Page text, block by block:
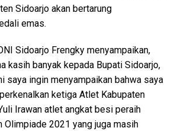
Sidoarjo akan bertarung
emas.
Sidoarjo Frengky menyampaikan,
kasih banyak kepada Bupati Sidoarjo,
saya ingin menyampaikan bahwa saya
ketiga Atlet Kabupaten
Irawan atlet angkat besi peraih
Olimpiade 2021 yang juga masih